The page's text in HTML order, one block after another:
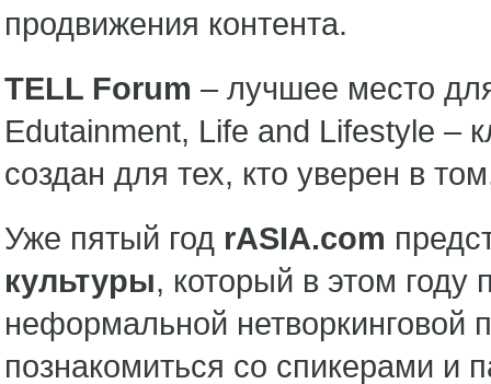
продвижения контента.
TELL Forum – лучшее место
Edutainment, Life and Lifestyle –
создан для тех, кто уверен в
Уже пятый год rASIA.com
культуры, который в этом году
неформальной нетворкинговой
познакомиться со спикерами и